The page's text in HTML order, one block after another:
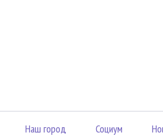
Наш город Социум